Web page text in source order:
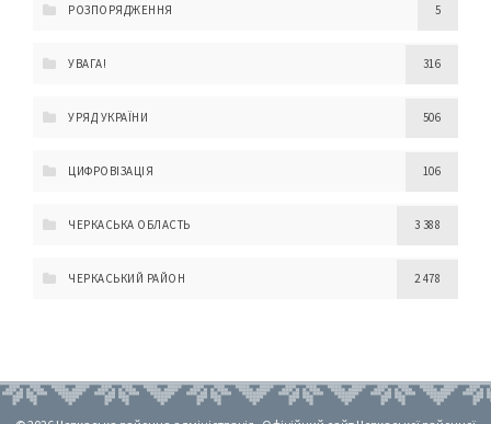
РОЗПОРЯДЖЕННЯ 5
УВАГА! 316
УРЯД УКРАЇНИ 506
ЦИФРОВІЗАЦІЯ 106
ЧЕРКАСЬКА ОБЛАСТЬ 3 388
ЧЕРКАСЬКИЙ РАЙОН 2 478